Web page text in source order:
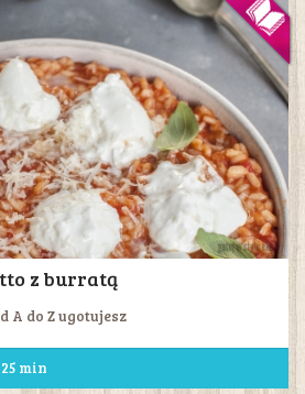
z burratą
A do Z ugotujesz
25 min